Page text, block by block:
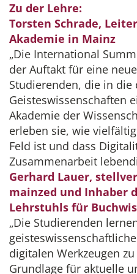
Zu der Lehre:
Torsten Schrade,
Akademie in Mainz
„Die International
der Auftakt für eine
Studierenden, die in die
Geisteswissenschaften
Akademie der
erleben sie, wie
Feld ist und dass
Zusammenarbeit
Gerhard Lauer,
mainzed und Inhaber
Lehrstuhls für
„Die Studierenden
digitalen Werkzeugen
Grundlage für aktuelle